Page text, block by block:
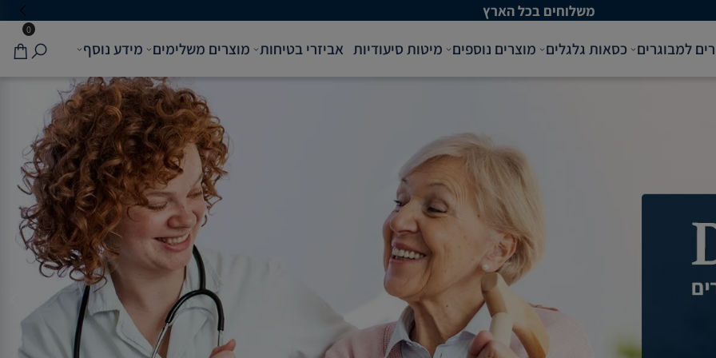
0
למבוגרים כסאות גלגלים מוצרים נוספים מיטות סיעודיות אביזרי בטיחות מוצרים משלימים מידע נוסף